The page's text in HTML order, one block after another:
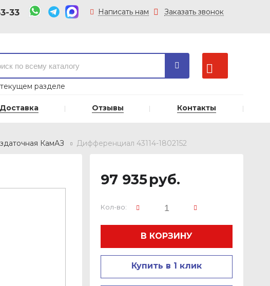
33 Написать нам Заказать звонок
разделе
Доставка Отзывы Контакты
КамАЗ Дифференциал 43114-1802152
97 935руб.
Кол-во:
В КОРЗИНУ
Купить в 1 клик